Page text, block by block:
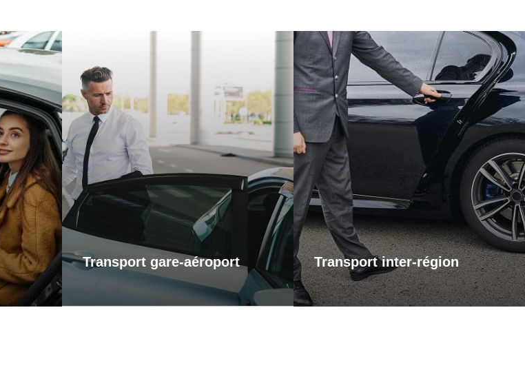
ville,
ou un
d’un
alliant
Transport gare-aéroport
Transports gare-aéroport
Pour vos départs comme pour vos
retours, profitez d’un service de
transport fiable et ponctuel vers les
gares et aéroports. Je m’assure que
vous arriviez à l’heure, sans contrainte
et dans un confort optimal. Que vous
voyagiez pour affaires ou pour le
plaisir, laissez-moi gérer votre trajet
afin que vous puissiez vous concentrer
sur l’essentiel : votre voyage.
Transport inter-région
Transports inter-région
Pour vos trajets longue distance, je
vous propose un service de transport
inter-régional fiable et confortable. Que
ce soit pour des raisons personnelles
ou professionnelles, bénéficiez d’un
accompagnement adapté à vos
besoins, avec des trajets sûrs et sur
mesure.